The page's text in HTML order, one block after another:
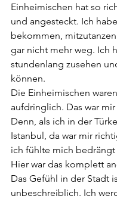
Einheimischen hat so
und angesteckt. Ich
bekommen,
gar nicht mehr weg. Ich
stundenlang zusehen
können.
Die Einheimischen
aufdringlich. Das war
Denn, als ich in der
Istanbul, da war mir
ich fühlte mich bedrängt
Hier war das komplett
Das Gefühl in der Stadt
unbeschreiblich. Ich